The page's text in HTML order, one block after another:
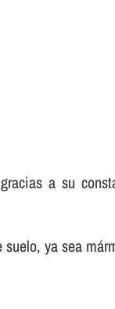
a su
ya sea